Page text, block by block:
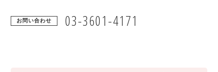
お問い合わせ 03-3601-4171